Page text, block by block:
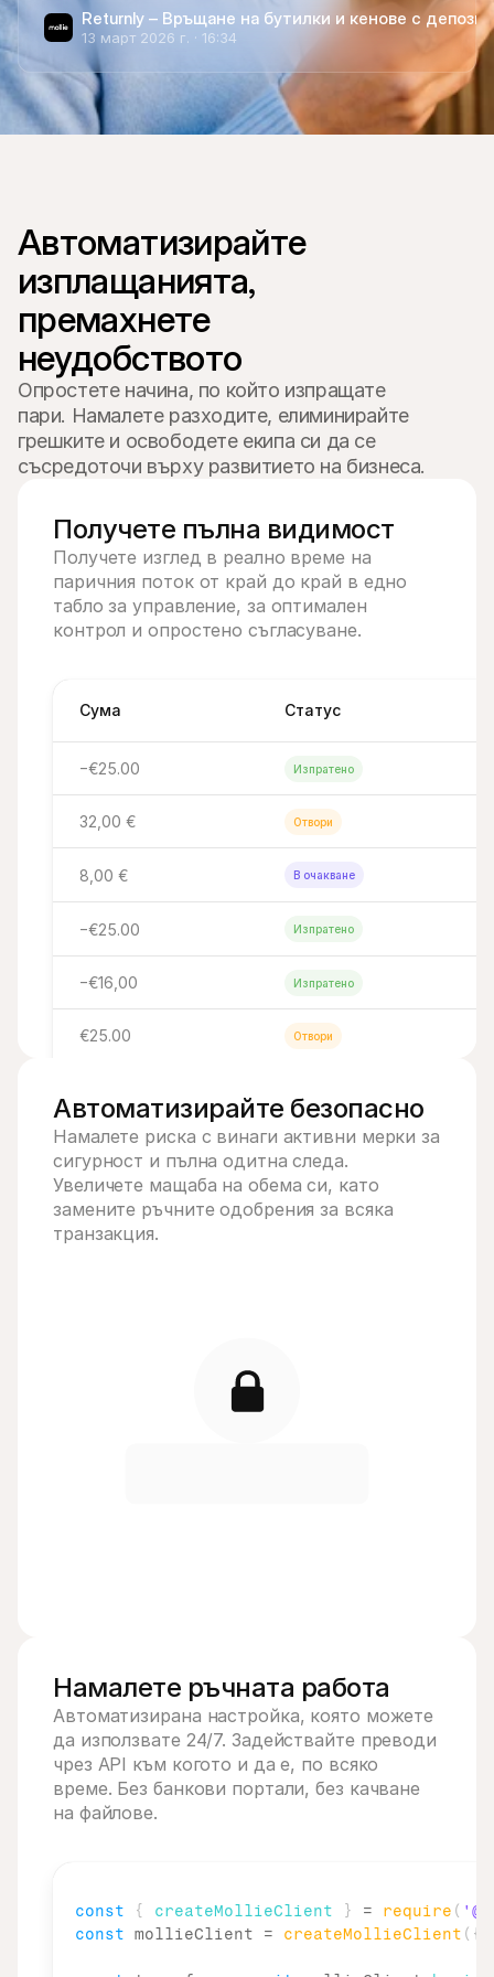
Returnly – Връщане на бутилки и кенове с депозит
13 март 2026 г. · 16:34
Автоматизирайте
изплащанията,
премахнете
Опростете начина, по който изпращате
пари. Намалете разходите, елиминирайте
грешките и освободете екипа си да се
съсредоточи върху развитието на бизнеса.
Получете пълна видимост
Получете изглед в реално време на
паричния поток от край до край в едно
табло за управление, за оптимален
контрол и опростено съгласуване.
Сума Статус
−€25.00 Изпратено
32,00 € Отвори
8,00 € В очакване
−€25.00 Изпратено
−€16,00 Изпратено
€25.00 Отвори
Автоматизирайте безопасно
Намалете риска с винаги активни мерки за
сигурност и пълна одитна следа.
Увеличете мащаба на обема си, като
замените ръчните одобрения за всяка
транзакция.
Намалете ръчната работа
Автоматизирана настройка, която можете
да използвате 24/7. Задействайте преводи
чрез API към когото и да е, по всяко
време. Без банкови портали, без качване
на файлове.
const { createMollieClient } = require (
const mollieClient = createMollieClient ( {
За купувачи
Разберете защо Mollie е на вашето банково извлечение
За клиентите на Mollie
Свържете се с нашия екип по клиентска поддръжка
Свържете се с отдел продажби
Открийте как можем да помогнем на вашия бизнес